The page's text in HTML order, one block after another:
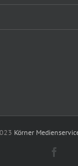
Körner